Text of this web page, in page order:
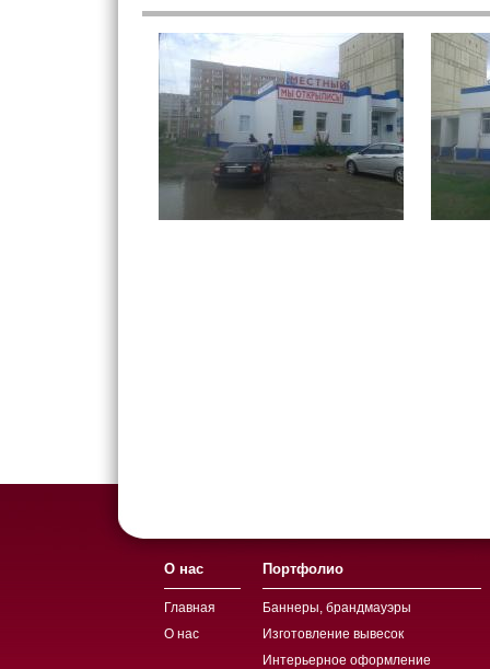
О нас
Главная
О нас
Портфолио
Баннеры, брандмауэры
Изготовление вывесок
Интерьерное оформление